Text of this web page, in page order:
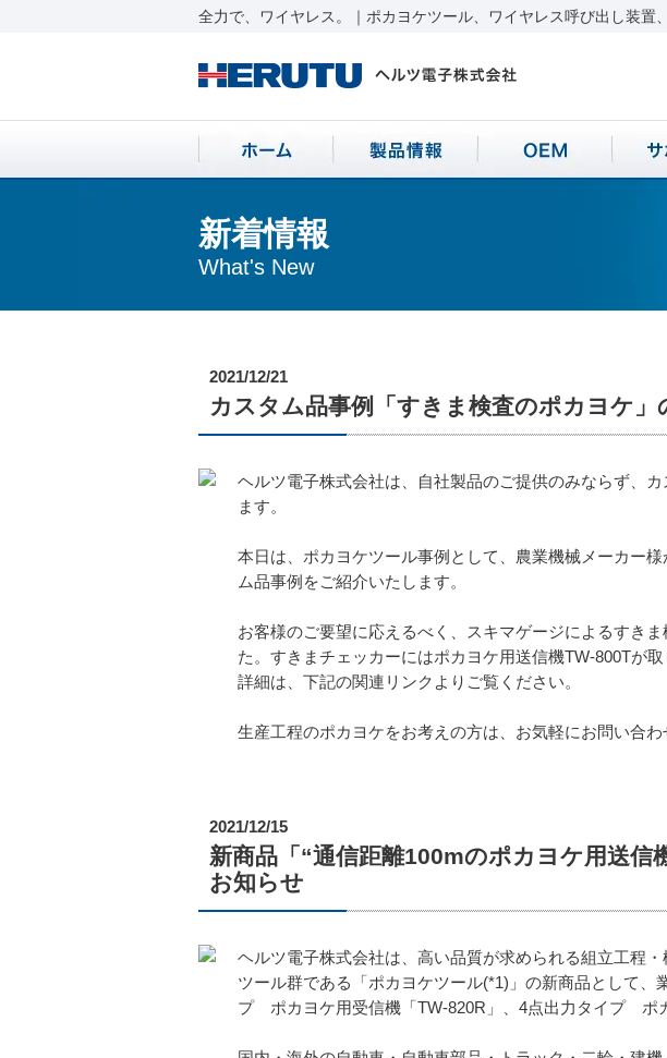
全力で、ワイヤレス。｜ポカヨケツール、ワイヤレス呼び出し装
新着情報
What's New
2021/12/21
カスタム品事例「すきま検査のポカヨケ」
ヘルツ電子株式会社は、自社製品のご提供のみならず、
ます。
本日は、ポカヨケツール事例として、農業機械メーカー
ム品事例をご紹介いたします。
お客様のご要望に応えるべく、スキマゲージによるすき
た。すきまチェッカーにはポカヨケ用送信機TW-800Tが
詳細は、下記の関連リンクよりご覧ください。
生産工程のポカヨケをお考えの方は、お気軽にお問い合わ
2021/12/15
新商品「“通信距離100mのポカヨケ用送
お知らせ
ヘルツ電子株式会社は、高い品質が求められる組立工程
ツール群である「ポカヨケツール(*1)」の新商品として
プ ポカヨケ用受信機「TW-820R」、4点出力タイプ ポ